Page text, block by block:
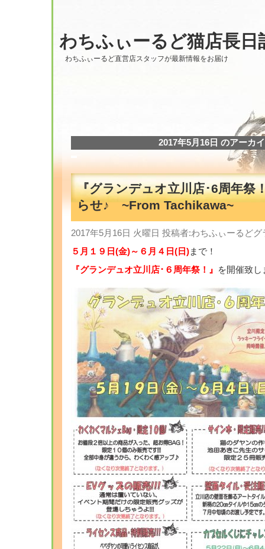
わちふぃーるど猫店長日
わちふぃーるど直営店スタッフが最新情報をお届け
2017年5月16日 のアーカ
『グランデュオ立川店･6周年祭
らせ♪ ~From Tachikawa~
2017年5月16日 火曜日 投稿者:わちふぃーるど
５月１９日(金)～６月４日(日)まで！
『グランデュオ立川店･６周年祭！』
を開催致し